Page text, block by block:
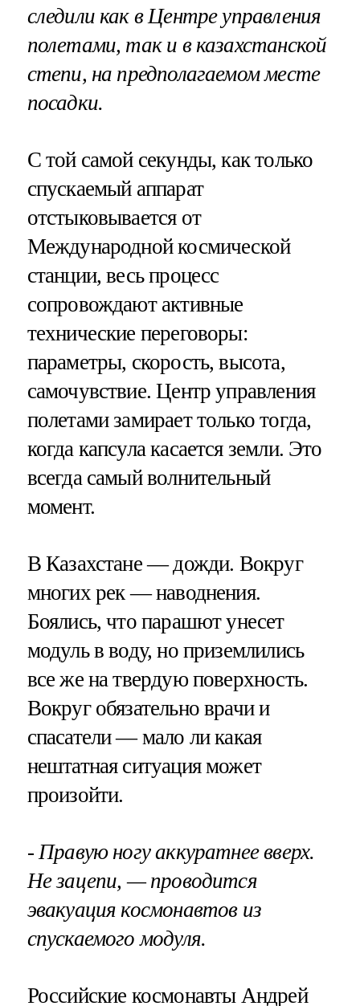
следили как в Центре управления
полетами, так и в казахстанской
степи, на предполагаемом месте
посадки.
C той самой секунды, как только
спускаемый аппарат
отстыковывается от
Международной космической
станции, весь процесс
сопровождают активные
технические переговоры:
параметры, скорость, высота,
самочувствие. Центр управления
полетами замирает только тогда,
когда капсула касается земли. Это
всегда самый волнительный
момент.
В Казахстане — дожди. Вокруг
многих рек — наводнения.
Боялись, что парашют унесет
модуль в воду, но приземлились
все же на твердую поверхность.
Вокруг обязательно врачи и
спасатели — мало ли какая
нештатная ситуация может
произойти.
- Правую ногу аккуратнее вверх.
Не зацепи, — проводится
эвакуация космонавтов из
спускаемого модуля.
Российские космонавты Андрей